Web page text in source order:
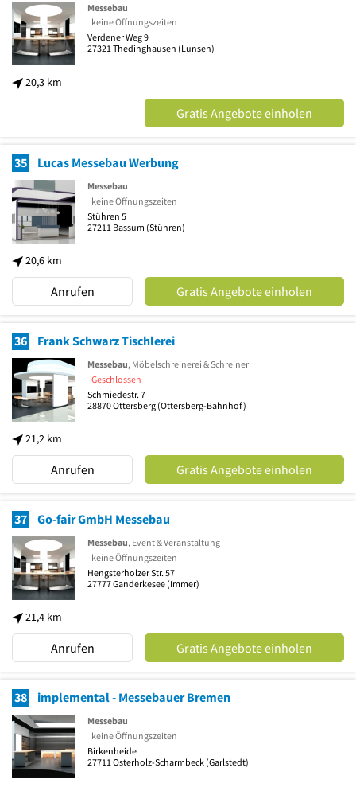
20,3 km
Messebau
keine Öffnungszeiten
Verdener Weg 9
27321Thedinghausen (Lunsen)
Gratis Angebote einholen
35 Lucas Messebau Werbung
20,6 km
Messebau
keine Öffnungszeiten
Stühren 5
27211 Bassum (Stühren)
Anrufen Gratis Angebote einholen
36 Frank Schwarz Tischlerei
21,2 km
Messebau, Möbelschreinerei & Schreiner
Geschlossen
Schmiedestr. 7
28870Ottersberg (Ottersberg-Bahnhof)
Anrufen Gratis Angebote einholen
37 Go-fair GmbH Messebau
21,4 km
Messebau, Event & Veranstaltung
keine Öffnungszeiten
Hengsterholzer Str. 57
27777Ganderkesee (Immer)
Anrufen Gratis Angebote einholen
38 implemental - Messebauer Bremen
Messebau
keine Öffnungszeiten
Birkenheide
27711 Osterholz-Scharmbeck (Garlstedt)